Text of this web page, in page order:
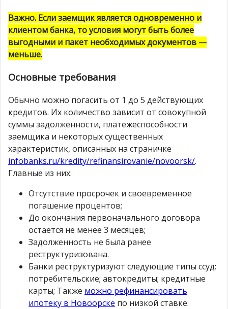
Важно. Если заемщик является одновременно и
клиентом банка, то условия могут быть более
выгодными и пакет необходимых документов —
меньше.
Основные требования
Обычно можно погасить от 1 до 5 действующих
кредитов. Их количество зависит от совокупной
суммы задолженности, платежеспособности
заемщика и некоторых существенных
характеристик, описанных на страничке
infobanks.ru/kredity/refinansirovanie/novoorsk/.
Главные из них:
Отсутствие просрочек и своевременное
погашение процентов;
До окончания первоначального договора
остается не менее 3 месяцев;
Задолженность не была ранее
реструктуризована.
Банки реструктуризуют следующие типы ссуд:
потребительские; автокредиты; кредитные
карты; Также можно рефинансировать
ипотеку в Новоорске по низкой ставке.